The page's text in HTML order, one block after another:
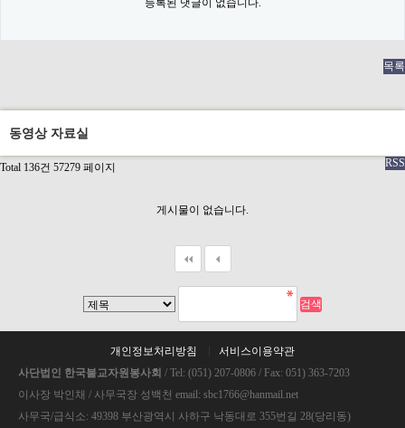
등록된 댓글이 없습니다.
목록
동영상 자료실
Total 136건 57279 페이지 RSS
게시물이 없습니다.
개인정보처리방침
서비스이용약관
사단법인 한국불교자원봉사회 / Tel: (051) 207-0806 / Fax: 051) 363-7203
이사장 박인채 / 사무국장 성백천 email: sbc1766@hanmail.net
사무국/급식소: 49398 부산광역시 사하구 낙동대로 355번길 28(당리동)